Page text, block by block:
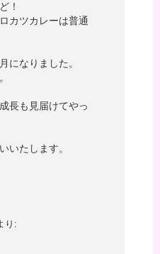
！
カツカレーは普通
になりました。
長も見届けてやっ
いたします。
り: